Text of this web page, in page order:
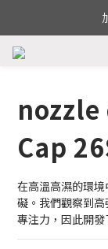
Cap
在高溫高濕的環
礙。我們觀察到
專注力，因此開